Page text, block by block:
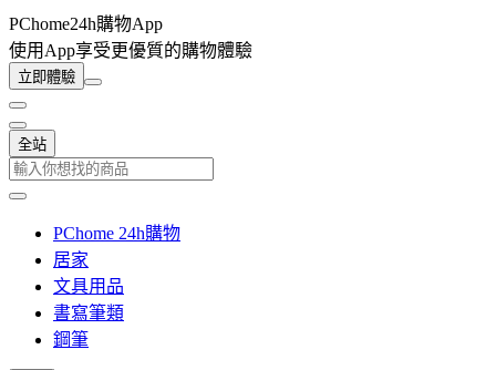
PChome24h購物App
使用App享受更優質的購物體驗
立即體驗
全站
PChome 24h購物
居家
文具用品
書寫筆類
鋼筆